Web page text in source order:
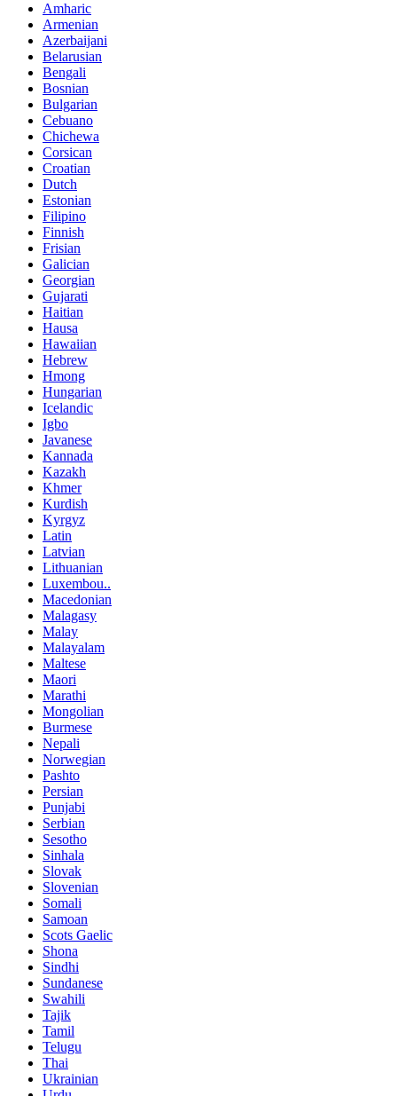
Amharic
Armenian
Azerbaijani
Belarusian
Bengali
Bosnian
Bulgarian
Cebuano
Chichewa
Corsican
Croatian
Dutch
Estonian
Filipino
Finnish
Frisian
Galician
Georgian
Gujarati
Haitian
Hausa
Hawaiian
Hebrew
Hmong
Hungarian
Icelandic
Igbo
Javanese
Kannada
Kazakh
Khmer
Kurdish
Kyrgyz
Latin
Latvian
Lithuanian
Luxembou..
Macedonian
Malagasy
Malay
Malayalam
Maltese
Maori
Marathi
Mongolian
Burmese
Nepali
Norwegian
Pashto
Persian
Punjabi
Serbian
Sesotho
Sinhala
Slovak
Slovenian
Somali
Samoan
Scots Gaelic
Shona
Sindhi
Sundanese
Swahili
Tajik
Tamil
Telugu
Thai
Ukrainian